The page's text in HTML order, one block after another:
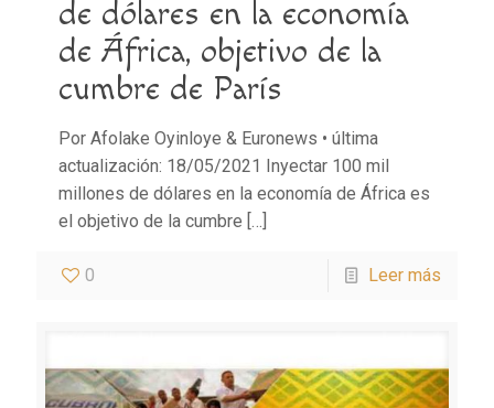
de dólares en la economía
de África, objetivo de la
cumbre de París
Por Afolake Oyinloye & Euronews • última
actualización: 18/05/2021 Inyectar 100 mil
millones de dólares en la economía de África es
el objetivo de la cumbre […]
0 Leer más